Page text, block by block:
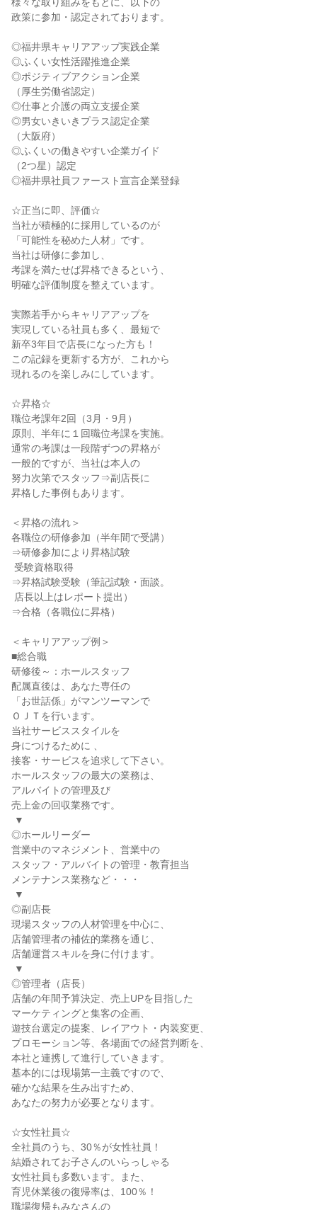
政策に参加・認定されております。
◎福井県キャリアアップ実践企業
◎ふくい女性活躍推進企業
◎ポジティブアクション企業
（厚生労働省認定）
◎仕事と介護の両立支援企業
◎男女いきいきプラス認定企業
（大阪府）
◎ふくいの働きやすい企業ガイド
（2つ星）認定
◎福井県社員ファースト宣言企業登録
☆正当に即、評価☆
当社が積極的に採用しているのが
「可能性を秘めた人材」です。
当社は研修に参加し、
考課を満たせば昇格できるという、
明確な評価制度を整えています。
実際若手からキャリアアップを
実現している社員も多く、最短で
新卒3年目で店長になった方も！
この記録を更新する方が、これから
現れるのを楽しみにしています。
☆昇格☆
職位考課年2回（3月・9月）
原則、半年に１回職位考課を実施。
通常の考課は一段階ずつの昇格が
一般的ですが、当社は本人の
努力次第でスタッフ⇒副店長に
昇格した事例もあります。
＜昇格の流れ＞
各職位の研修参加（半年間で受講）
⇒研修参加により昇格試験
⇒昇格試験受験（筆記試験・面談。
⇒合格（各職位に昇格）
＜キャリアアップ例＞
■総合職
研修後～：ホールスタッフ
配属直後は、あなた専任の
「お世話係」がマンツーマンで
ＯＪＴを行います。
当社サービススタイルを
身につけるために 、
接客・サービスを追求して下さい。
ホールスタッフの最大の業務は、
アルバイトの管理及び
売上金の回収業務です。
◎ホールリーダー
営業中のマネジメント、営業中の
スタッフ・アルバイトの管理・教育担当
メンテナンス業務など・・・
◎副店長
現場スタッフの人材管理を中心に、
店舗管理者の補佐的業務を通じ、
店舗運営スキルを身に付けます。
◎管理者（店長）
店舗の年間予算決定、売上UPを目指した
マーケティングと集客の企画、
遊技台選定の提案、レイアウト・内装変更、
プロモーション等、各場面での経営判断を、
本社と連携して進行していきます。
基本的には現場第一主義ですので、
確かな結果を生み出すため、
あなたの努力が必要となります。
☆女性社員☆
全社員のうち、30％が女性社員！
結婚されてお子さんのいらっしゃる
女性社員も多数います。また、
育児休業後の復帰率は、100％！
職場復帰もみなさんの